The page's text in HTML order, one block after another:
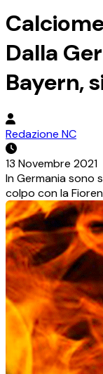
Dalla
Bayern,
Redazione NC
13 Novembre 2021
In Germania sono
colpo con la